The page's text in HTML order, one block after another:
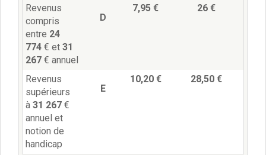
Délibérations 2017
Délibérations 2016
Délibérations 2015
Délibérations 2014
Délibérations 2013
Délibérations 2012
Délibérations 2011
Délibérations 2010
Délibérations 2009
Délibérations 2008
Agenda réunions publiques
Revenus
compris
entre 24
774 € et 31
267 € annuel
D
7,95 € 26 €
Revenus
supérieurs
à 31 267 €
annuel et
notion de
handicap
E
10,20 € 28,50 €